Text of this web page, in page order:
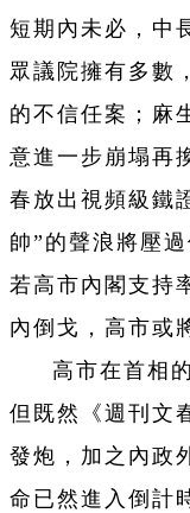
短期內未必，中
眾議院擁有多數
的不信任案；麻
意進一步崩塌再
春放出視頻級鐵
帥”的聲浪將壓
若高市內閣支持
內倒戈，高市或
高市在首相
但既然《週刊文
發炮，加之內政
命已然進入倒計